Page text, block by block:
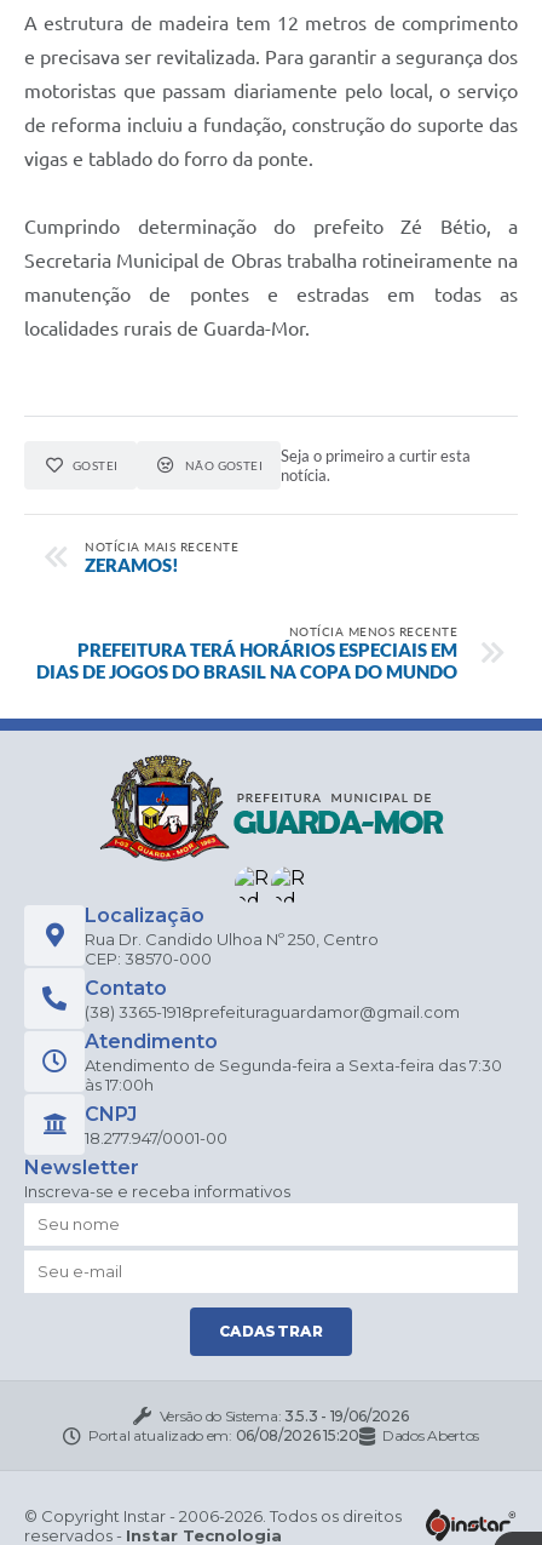
A estrutura de madeira tem 12 metros de comprimento
e precisava ser revitalizada. Para garantir a segurança dos
motoristas que passam diariamente pelo local, o serviço
de reforma incluiu a fundação, construção do suporte das
vigas e tablado do forro da ponte.
Cumprindo determinação do prefeito Zé Bétio, a
Secretaria Municipal de Obras trabalha rotineiramente na
manutenção de pontes e estradas em todas as
localidades rurais de Guarda-Mor.
GOSTEI NÃO GOSTEI
Seja o primeiro a curtir esta
notícia.
NOTÍCIA MAIS RECENTE
ZERAMOS!
NOTÍCIA MENOS RECENTE
PREFEITURA TERÁ HORÁRIOS ESPECIAIS EM
DIAS DE JOGOS DO BRASIL NA COPA DO MUNDO
Localização
Rua Dr. Candido Ulhoa Nº 250, Centro
CEP: 38570-000
Contato
(38) 3365-1918prefeituraguardamor@gmail.com
Atendimento
Atendimento de Segunda-feira a Sexta-feira das 7:30
às 17:00h
CNPJ
18.277.947/0001-00
Newsletter
Inscreva-se e receba informativos
CADASTRAR
Versão do Sistema: 3.5.3 - 19/06/2026
Portal atualizado em: 06/08/2026 15:20 Dados Abertos
© Copyright Instar - 2006-2026. Todos os direitos
reservados - Instar Tecnologia